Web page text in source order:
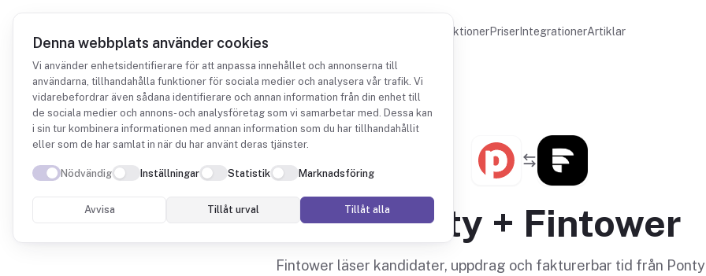
Denna webbplats använder cookies
Vi använder enhetsidentifierare för att anpassa innehållet och annonserna till
användarna, tillhandahålla funktioner för sociala medier och analysera vår trafik. Vi
vidarebefordrar även sådana identifierare och annan information från din enhet till
de sociala medier och annons- och analysföretag som vi samarbetar med. Dessa kan
i sin tur kombinera informationen med annan information som du har tillhandahållit
eller som de har samlat in när du har använt deras tjänster.
Nödvändig Inställningar Statistik Marknadsföring
Avvisa Tillåt urval Tillåt alla
FunktionerPriser IntegrationerArtiklar
Integrationer Ponty
Ponty + Fintower
Fintower läser kandidater, uppdrag och fakturerbar tid från